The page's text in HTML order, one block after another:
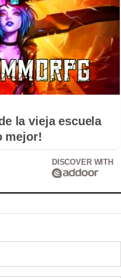
la vieja escuela
mejor!
DISCOVER WITH